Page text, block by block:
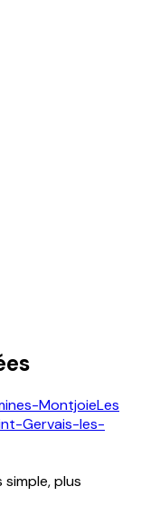
MontjoieLes
Gervais-les-
plus